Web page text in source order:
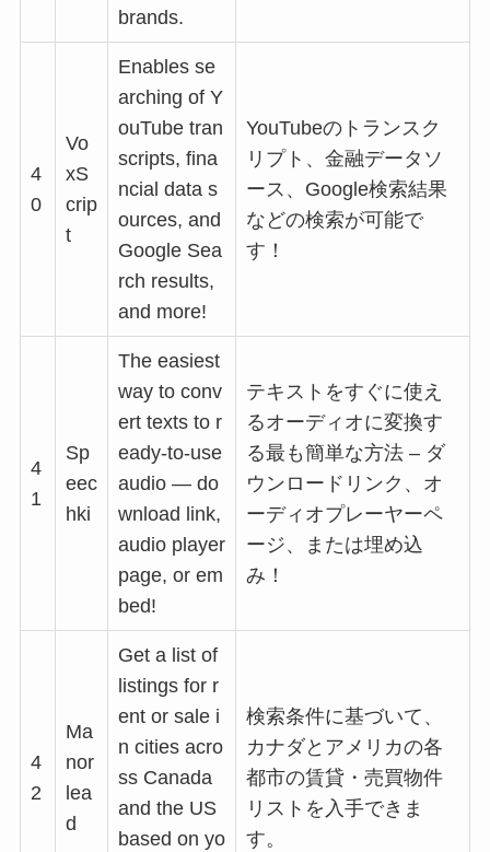
brands.
4
0
Vo
xS
crip
t
Enables se
arching of Y
ouTube tran
scripts, fina
ncial data s
ources, and
Google Sea
rch results,
and more!
YouTubeのトランスク
リプト、金融データソ
ース、Google検索結果
などの検索が可能で
す！
4
1
Sp
eec
hki
The easiest
way to conv
ert texts to r
eady-to-use
audio — do
wnload link,
audio player
page, or em
bed!
テキストをすぐに使え
るオーディオに変換す
る最も簡単な方法 – ダ
ウンロードリンク、オ
ーディオプレーヤーペ
ージ、または埋め込
み！
4
2
Ma
nor
lea
d
Get a list of
listings for r
ent or sale i
n cities acro
ss Canada
and the US
based on yo
検索条件に基づいて、
カナダとアメリカの各
都市の賃貸・売買物件
リストを入手できま
す。